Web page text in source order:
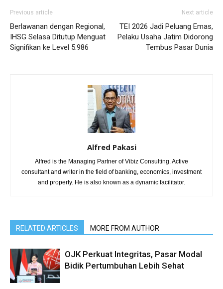
Previous article
Berlawanan dengan Regional,
IHSG Selasa Ditutup Menguat
Signifikan ke Level 5.986
Next article
TEI 2026 Jadi Peluang Emas,
Pelaku Usaha Jatim Didorong
Tembus Pasar Dunia
Alfred Pakasi
Alfred is the Managing Partner of Vibiz Consulting. Active
consultant and writer in the field of banking, economics, investment
and property. He is also known as a dynamic facilitator.
RELATED ARTICLES MORE FROM AUTHOR
OJK Perkuat Integritas, Pasar Modal
Bidik Pertumbuhan Lebih Sehat